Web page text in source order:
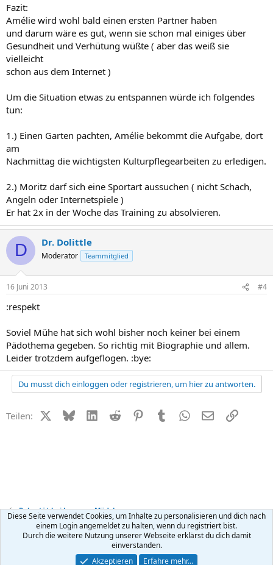
Fazit:
Amélie wird wohl bald einen ersten Partner haben
und darum wäre es gut, wenn sie schon mal einiges über
Gesundheit und Verhütung wüßte ( aber das weiß sie
vielleicht
schon aus dem Internet )
Um die Situation etwas zu entspannen würde ich folgendes
tun:
1.) Einen Garten pachten, Amélie bekommt die Aufgabe, dort
am
Nachmittag die wichtigsten Kulturpflegearbeiten zu erledigen.
2.) Moritz darf sich eine Sportart aussuchen ( nicht Schach,
Angeln oder Internetspiele )
Er hat 2x in der Woche das Training zu absolvieren.
D Dr. Dolittle
Moderator Teammitglied
16 Juni 2013 #4
:respekt
Soviel Mühe hat sich wohl bisher noch keiner bei einem
Pädothema gegeben. So richtig mit Biographie und allem.
Leider trotzdem aufgeflogen. :bye:
Du musst dich einloggen oder registrieren, um hier zu antworten.
Teilen: X (Twitter)
BlueskyLinkedIn
Reddit PinterestTumblr WhatsApp
E-MailLink
Pubertät bei Jungen + Mädchen
Kontakt Nutzungsbedingungen Datenschutz Hilfe
R
Community platform by XenForo ® © 2010-2026 XenForo Ltd.
Diese Seite verwendet Cookies, um Inhalte zu personalisieren und dich nach
einem Login angemeldet zu halten, wenn du registriert bist.
Durch die weitere Nutzung unserer Webseite erklärst du dich damit
einverstanden.
Akzeptieren
Erfahre mehr…